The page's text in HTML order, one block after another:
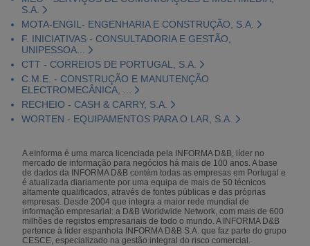
S.A.
MOTA-ENGIL- ENGENHARIA E CONSTRUÇÃO, S.A.
F. INICIATIVAS - CONSULTADORIA E GESTÃO,
UNIPESSOA...
CTT - CORREIOS DE PORTUGAL, S.A.
C.M.E. - CONSTRUÇÃO E MANUTENÇÃO
ELECTROMECÂNICA, ...
RECHEIO - CASH & CARRY, S.A.
WORTEN - EQUIPAMENTOS PARA O LAR, S.A.
A eInforma é uma marca licenciada pela INFORMA D&B, líder no
mercado de informação para negócios há mais de 100 anos. A base
de dados da INFORMA D&B contém todas as empresas em Portugal e
é atualizada diariamente por uma equipa de mais de 50 técnicos
altamente qualificados, através de fontes públicas e das próprias
empresas. Desde 2004 que integra a maior rede mundial de
informação empresarial: a D&B Worldwide Network, com mais de 600
milhões de registos empresariais de todo o mundo. A INFORMA D&B
pertence à líder espanhola INFORMA D&B S.A. que faz parte do grupo
CESCE, especializado na gestão integral do risco comercial.